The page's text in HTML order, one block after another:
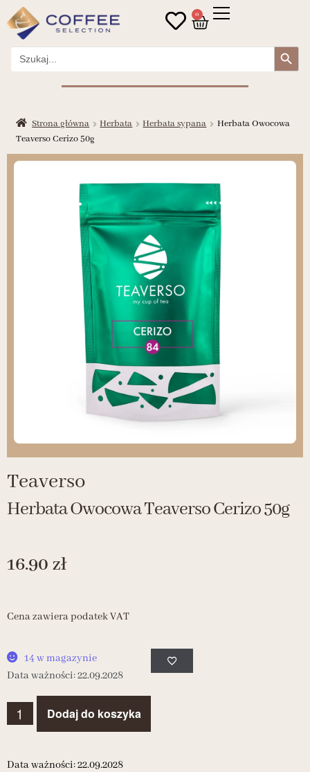
0
Search
for:
Search Button
Strona główna Herbata Herbata sypana
Herbata Owocowa
Teaverso Cerizo 50g
Teaverso
Herbata Owocowa Teaverso Cerizo 50g
16.90 zł
Cena zawiera podatek VAT
14 w magazynie
Data ważności: 22.09.2028
Dodaj do koszyka
Data ważności: 22.09.2028